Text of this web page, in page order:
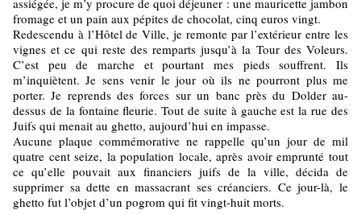
assiégée, je m’y procure de quoi déjeuner : une mauricette jambon
fromage et un pain aux pépites de chocolat, cinq euros vingt.
Redescendu à l’Hôtel de Ville, je remonte par l’extérieur entre les
vignes et ce qui reste des remparts jusqu’à la Tour des Voleurs.
C’est peu de marche et pourtant mes pieds souffrent. Ils
m’inquiètent. Je sens venir le jour où ils ne pourront plus me
porter. Je reprends des forces sur un banc près du Dolder au-
dessus de la fontaine fleurie. Tout de suite à gauche est la rue des
Juifs qui menait au ghetto, aujourd’hui en impasse.
Aucune plaque commémorative ne rappelle qu’un jour de mil
quatre cent seize, la population locale, après avoir emprunté tout
ce qu’elle pouvait aux financiers juifs de la ville, décida de
supprimer sa dette en massacrant ses créanciers. Ce jour-là, le
ghetto fut l’objet d’un pogrom qui fit vingt-huit morts.